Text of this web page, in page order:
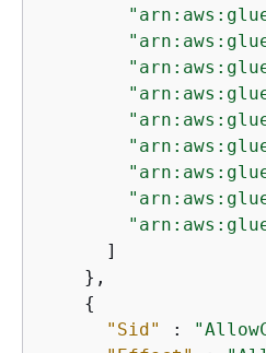
      ]
    },
{
"Sid"
: